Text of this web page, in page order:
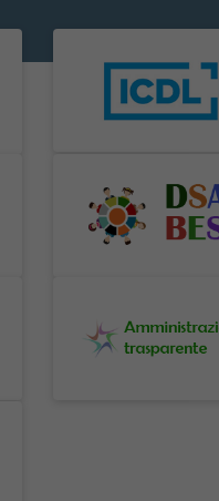
Image of ICDL
Image of DSA/BES
Image of Albo online